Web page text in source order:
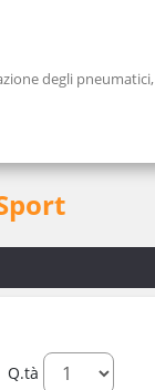
degli pneumatici,
Q.tà